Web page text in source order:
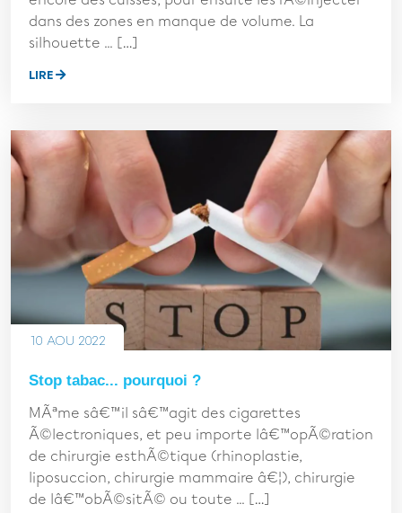
dans des zones en manque de volume. La
silhouette ... […]
LIRE
10 AOU 2022
Stop tabac... pourquoi ?
MÃªme sâ€™il sâ€™agit des cigarettes
Ã©lectroniques, et peu importe lâ€™opÃ©ration
de chirurgie esthÃ©tique (rhinoplastie,
liposuccion, chirurgie mammaire â€¦), chirurgie
de lâ€™obÃ©sitÃ© ou toute ... […]